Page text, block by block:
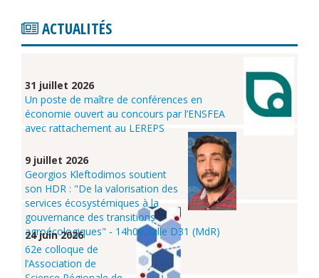
Les membres
Publications
Projets de recherche
Chaire UNESCO
ACTUALITÉS
31 juillet 2026
Un poste de maître de conférences en
économie ouvert au concours par l’ENSFEA
avec rattachement au LEREPS
9 juillet 2026
Georgios Kleftodimos soutient
son HDR : "De la valorisation des
services écosystémiques à la
gouvernance des transitions
agroécologiques" - 14h00 salle D31 (MdR)
24 juin 2026
62e colloque de
l’Association de